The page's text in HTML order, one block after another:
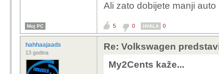
Ali zato dobijete manji
Moj PC 5 0 HVALA 0
hahhaajaads
13 godina
Re: Volkswagen
My2Cents kaže...